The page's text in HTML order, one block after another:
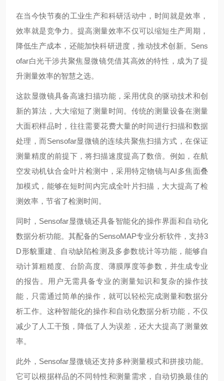
在当今快节奏的工业生产和科研活动中，时间就是效率，
效率就是竞争力。提高测量效率不仅可以缩短生产周期，
降低生产成本，还能加快科研进度，推动技术创新。Sens
ofar白光干涉共聚焦显微镜凭借其高效的特性，成为了提
升测量效率的智慧之选。
这款显微镜具备高速扫描功能，采用优良的驱动技术和创
新的算法，大大缩短了测量时间。传统的测量设备在测量
大面积样品时，往往需要花费大量的时间进行扫描和数据
处理，而Sensofar显微镜的连续共聚焦扫描方式，在保证
测量精度的前提下，将扫描速度提高了数倍。例如，在航
空发动机钛合金叶片检测中，采用特定物镜与AI多焦面叠
加模式，能够在短时间内完成全叶片扫描，大大提高了检
测效率，节省了检测时间。
同时，Sensofar显微镜还具备智能化的操作界面和自动化
数据分析功能。其配备的SensoMAP专业分析软件，支持3
D形貌重建、自动缺陷检测及多参数统计等功能，能够自
动计算粗糙度、台阶高度、薄膜厚度等参数，并生成专业
的报告。用户无需具备专业的测量知识和复杂的操作技
能，只需通过简单的操作，就可以轻松完成测量和数据分
析工作。这种智能化的操作和自动化数据分析功能，不仅
减少了人工干预，降低了人为误差，还大大提高了测量效
率。
此外，Sensofar显微镜还支持多种测量模式和拼接功能。
它可以根据样品的不同特性和测量需求，自动切换最佳的